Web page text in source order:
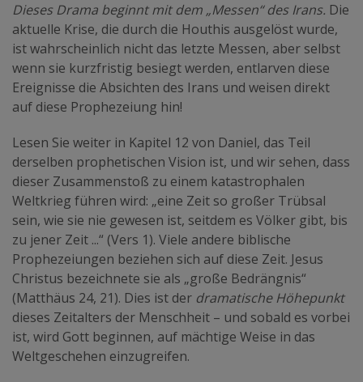
Dieses Drama beginnt mit dem „Messen“ des Irans. Die
aktuelle Krise, die durch die Houthis ausgelöst wurde,
ist wahrscheinlich nicht das letzte Messen, aber selbst
wenn sie kurzfristig besiegt werden, entlarven diese
Ereignisse die Absichten des Irans und weisen direkt
auf diese Prophezeiung hin!
Lesen Sie weiter in Kapitel 12 von Daniel, das Teil
derselben prophetischen Vision ist, und wir sehen, dass
dieser Zusammenstoß zu einem katastrophalen
Weltkrieg führen wird: „eine Zeit so großer Trübsal
sein, wie sie nie gewesen ist, seitdem es Völker gibt, bis
zu jener Zeit ...“ (Vers 1). Viele andere biblische
Prophezeiungen beziehen sich auf diese Zeit. Jesus
Christus bezeichnete sie als „große Bedrängnis“
(Matthäus 24, 21). Dies ist der dramatische Höhepunkt
dieses Zeitalters der Menschheit – und sobald es vorbei
ist, wird Gott beginnen, auf mächtige Weise in das
Weltgeschehen einzugreifen.